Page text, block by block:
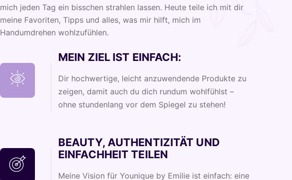
mich jeden Tag ein bisschen strahlen lassen. Heute teile ich mit dir
meine Favoriten, Tipps und alles, was mir hilft, mich im
Handumdrehen wohlzufühlen.
MEIN ZIEL IST EINFACH:
Dir hochwertige, leicht anzuwendende Produkte zu
zeigen, damit auch du dich rundum wohlfühlst –
ohne stundenlang vor dem Spiegel zu stehen!
BEAUTY, AUTHENTIZITÄT UND
EINFACHHEIT TEILEN
Meine Vision für Younique by Emilie ist einfach: eine